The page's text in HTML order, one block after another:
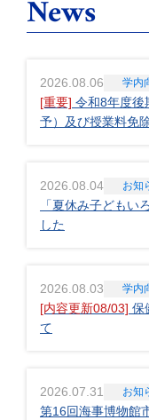
News
2026.08.06 学内
[重要] 令和8年度
予）及び授業料免
2026.08.04 お知
「夏休み子どもい
した
2026.08.03 学内
[内容更新08/03] 保
て
2026.07.31 お知
第16回海事博物館